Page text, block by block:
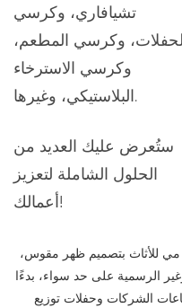
تشيافاري، وكرسي
الحفلات، وكرسي المطعم،
وكرسي الاسترخاء
البلاستيكي، وغيرها.
ستُعرض عليك العديد من
الحلول الشاملة لتعزيز
أعمالك!
مي للأثاث بتصميم ظهر مقوس،
الرسمية على حد سواء، بدءًا
الشركات وحفلات توزيع